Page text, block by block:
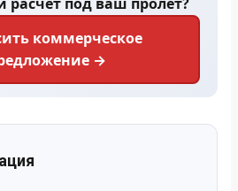
коммерческое
→